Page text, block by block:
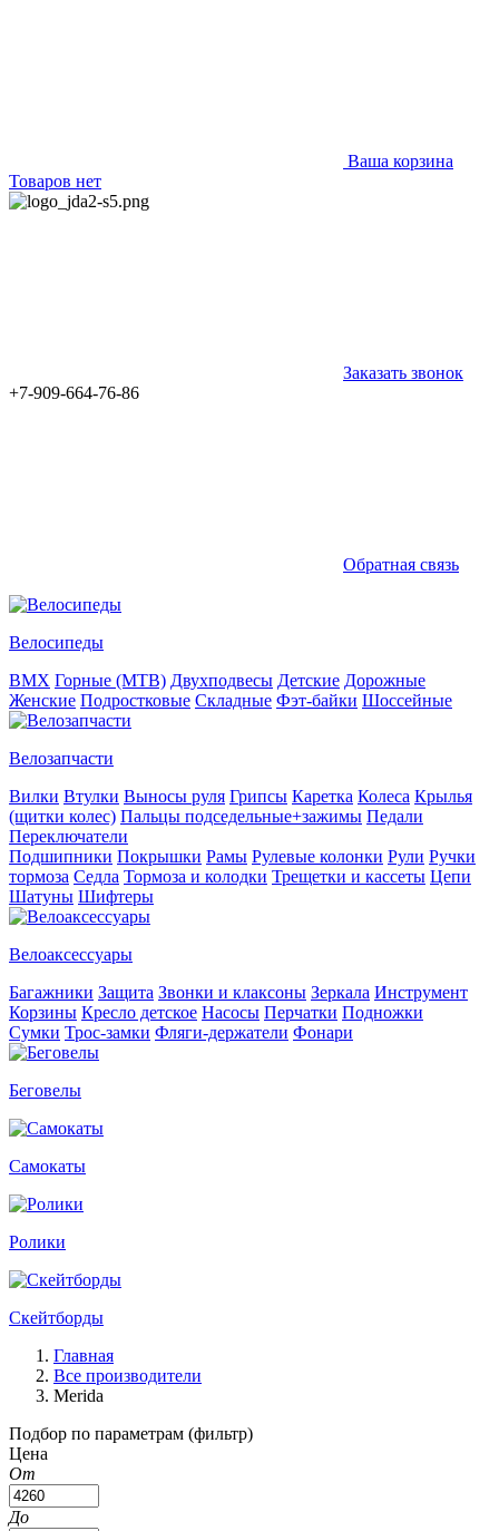
Ваша корзина
Товаров нет
Заказать звонок
+7-909-664-76-86
Обратная связь
Велосипеды
BMX Горные (MTB) Двухподвесы Детские Дорожные
Женские Подростковые Складные Фэт-байки Шоссейные
Велозапчасти
Вилки Втулки Выносы руля Грипсы Каретка Колеса Крылья
(щитки колес) Пальцы подседельные+зажимы Педали
Переключатели
Подшипники Покрышки Рамы Рулевые колонки Рули Ручки
тормоза Седла Тормоза и колодки Трещетки и кассеты Цепи
Шатуны Шифтеры
Велоаксессуары
Багажники Защита Звонки и клаксоны Зеркала Инструмент
Корзины Кресло детское Насосы Перчатки Подножки
Сумки Трос-замки Фляги-держатели Фонари
Беговелы
Самокаты
Ролики
Скейтборды
Главная
Все производители
Merida
Подбор по параметрам (фильтр)
Цена
От
До